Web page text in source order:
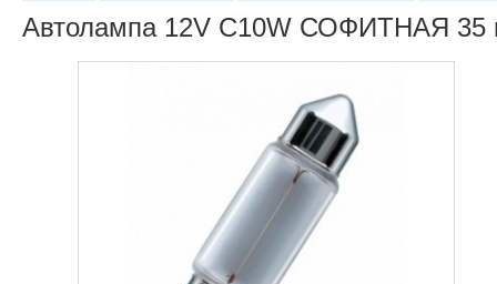
Автолампа 12V C10W СОФИТНАЯ 35